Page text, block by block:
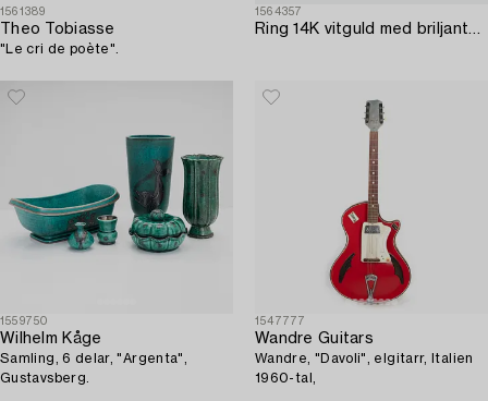
1561389
Theo Tobiasse
"Le cri de poète".
1564357
Ring 14K vitguld med briljantslipade diamanter.
1559750
Wilhelm Kåge
Samling, 6 delar, "Argenta",
Gustavsberg.
1547777
Wandre Guitars
Wandre, "Davoli", elgitarr, Italien
1960-tal,